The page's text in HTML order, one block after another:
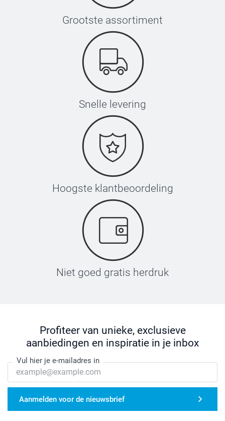
Grootste assortiment
Snelle levering
Hoogste klantbeoordeling
Niet goed gratis herdruk
Profiteer van unieke, exclusieve
aanbiedingen en inspiratie in je inbox
Vul hier je e-mailadres in
Aanmelden voor de nieuwsbrief